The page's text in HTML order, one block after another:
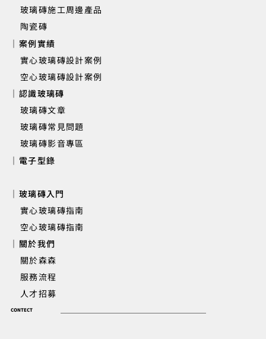
新竹遠傳丰景 | 大廳櫃台背牆實心玻
玻璃磚施工周邊產品
陶瓷磚
｜案例實績
實心玻璃磚設計案例
空心玻璃磚設計案例
｜認識玻璃磚
玻璃磚文章
玻璃磚常見問題
玻璃磚影音專區
｜電子型錄
｜玻璃磚入門
實心玻璃磚指南
空心玻璃磚指南
｜關於我們
關於森森
服務流程
人才招募
CONTECT